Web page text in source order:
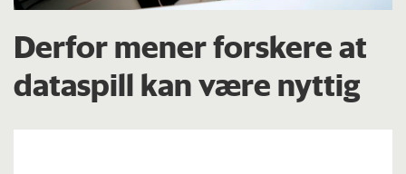
Derfor mener forskere at
dataspill kan være nyttig